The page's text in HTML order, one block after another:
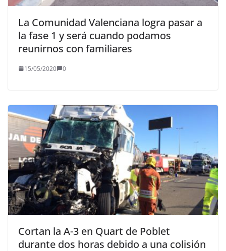
La Comunidad Valenciana logra pasar a
la fase 1 y será cuando podamos
reunirnos con familiares
15/05/2020 0
Cortan la A-3 en Quart de Poblet
durante dos horas debido a una colisión